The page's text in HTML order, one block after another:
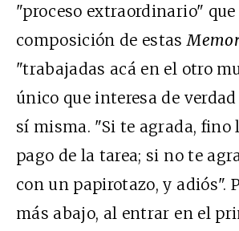
"proceso extraordinario"
composición de estas
"trabajadas acá en el otro
único que interesa de
sí misma. "Si te agrada, fino
pago de la tarea; si no te
con un papirotazo, y adiós".
más abajo, al entrar en el